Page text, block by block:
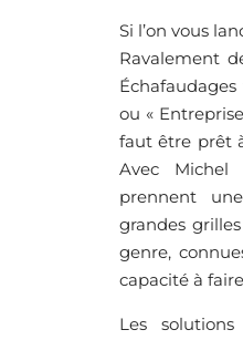
Si l’on vous
Ravalement
ou «
faut être prêt
Avec Michel
prennent
grandes
genre,
capacité à
Les